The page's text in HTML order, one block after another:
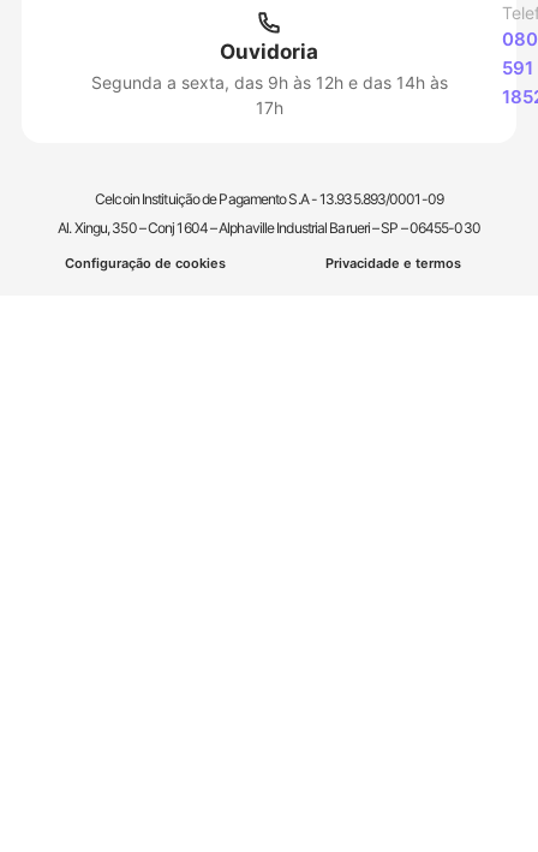
Ouvidoria
Segunda a sexta, das 9h às 12h e das 14h às
17h
591
Celcoin Instituição de Pagamento S.A - 13.935.893/0001-09
Al. Xingu, 350 – Conj 1604 – Alphaville Industrial Barueri – SP – 06455-030
Configuração de cookies Privacidade e termos